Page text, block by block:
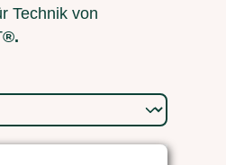
Technik von
®.